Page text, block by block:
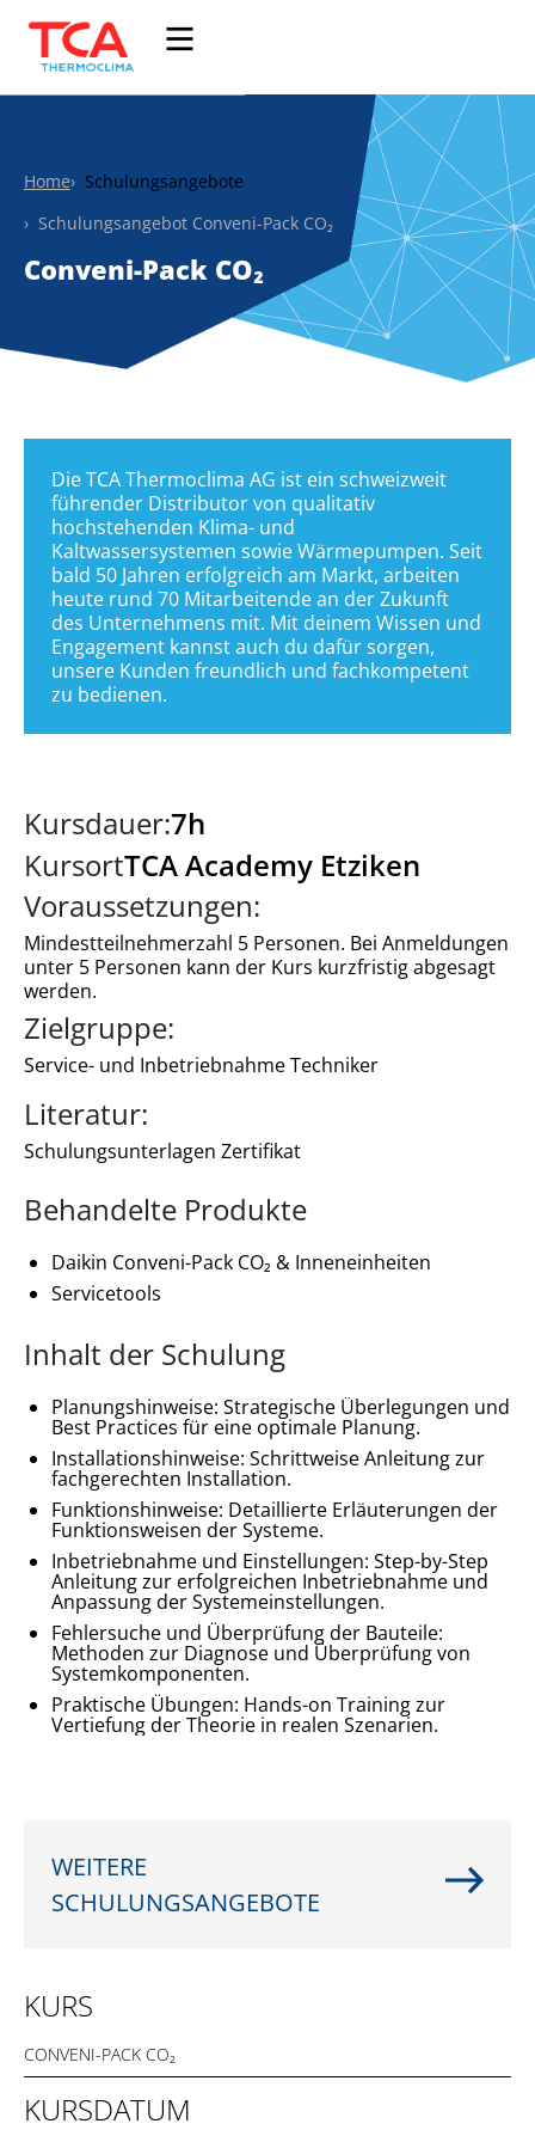
Home
Schulungsangebote
Schulungsangebot Conveni-Pack CO₂
Conveni-Pack CO₂
Die TCA Thermoclima AG ist ein schweizweit
führender Distributor von qualitativ
hochstehenden Klima- und
Kaltwassersystemen sowie Wärmepumpen. Seit
bald 50 Jahren erfolgreich am Markt, arbeiten
heute rund 70 Mitarbeitende an der Zukunft
des Unternehmens mit. Mit deinem Wissen und
Engagement kannst auch du dafür sorgen,
unsere Kunden freundlich und fachkompetent
zu bedienen.
Kursdauer:7h
KursortTCA Academy Etziken
Voraussetzungen:
Mindestteilnehmerzahl 5 Personen. Bei Anmeldungen
unter 5 Personen kann der Kurs kurzfristig abgesagt
werden.
Zielgruppe:
Service- und Inbetriebnahme Techniker
Literatur:
Schulungsunterlagen Zertifikat
Behandelte Produkte
Daikin Conveni-Pack CO₂ & Inneneinheiten
Servicetools
Inhalt der Schulung
Planungshinweise: Strategische Überlegungen und
Best Practices für eine optimale Planung.
Installationshinweise: Schrittweise Anleitung zur
fachgerechten Installation.
Funktionshinweise: Detaillierte Erläuterungen der
Funktionsweisen der Systeme.
Inbetriebnahme und Einstellungen: Step-by-Step
Anleitung zur erfolgreichen Inbetriebnahme und
Anpassung der Systemeinstellungen.
Fehlersuche und Überprüfung der Bauteile:
Methoden zur Diagnose und Überprüfung von
Systemkomponenten.
Praktische Übungen: Hands-on Training zur
Vertiefung der Theorie in realen Szenarien.
WEITERE
SCHULUNGSANGEBOTE
KURS
KURSDATUM